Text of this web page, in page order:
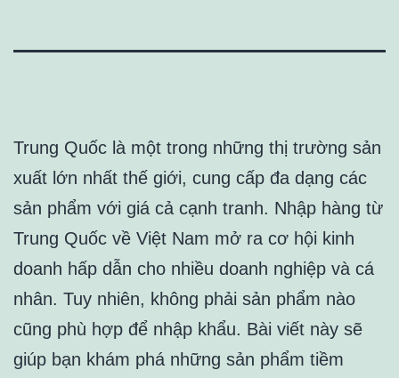
Trung Quốc là một trong những thị trường sản
xuất lớn nhất thế giới, cung cấp đa dạng các
sản phẩm với giá cả cạnh tranh. Nhập hàng từ
Trung Quốc về Việt Nam mở ra cơ hội kinh
doanh hấp dẫn cho nhiều doanh nghiệp và cá
nhân. Tuy nhiên, không phải sản phẩm nào
cũng phù hợp để nhập khẩu. Bài viết này sẽ
giúp bạn khám phá những sản phẩm tiềm